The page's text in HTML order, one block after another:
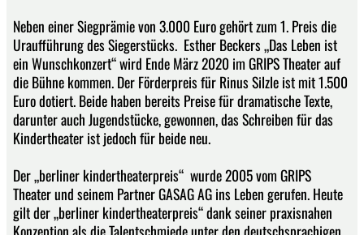
Neben einer Siegprämie von 3.000 Euro gehört zum 1. Preis die
Uraufführung des Siegerstücks. Esther Beckers „Das Leben ist
ein Wunschkonzert“ wird Ende März 2020 im GRIPS Theater auf
die Bühne kommen. Der Förderpreis für Rinus Silzle ist mit 1.500
Euro dotiert. Beide haben bereits Preise für dramatische Texte,
darunter auch Jugendstücke, gewonnen, das Schreiben für das
Kindertheater ist jedoch für beide neu.
Der „berliner kindertheaterpreis“ wurde 2005 vom GRIPS
Theater und seinem Partner GASAG AG ins Leben gerufen. Heute
gilt der „berliner kindertheaterpreis“ dank seiner praxisnahen
Konzeption als die Talentschmiede unter den deutschsprachigen